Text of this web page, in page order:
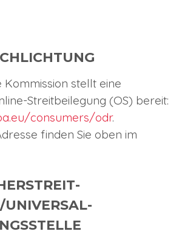
Kommission stellt eine
Streitbeilegung (OS) bereit:
consumers/odr.
finden Sie oben im
UNIVERSAL­